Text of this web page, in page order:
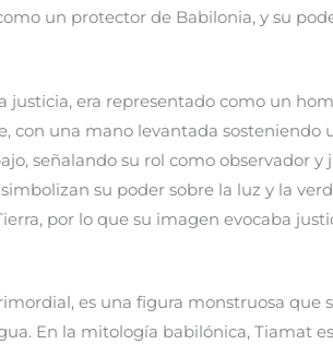
un protector de Babilonia, y su
justicia, era representado como un
con una mano levantada
señalando su rol como observador y
su poder sobre la luz y la
por lo que su imagen evocaba
es una figura monstruosa
En la mitología babilónica, Tiamat